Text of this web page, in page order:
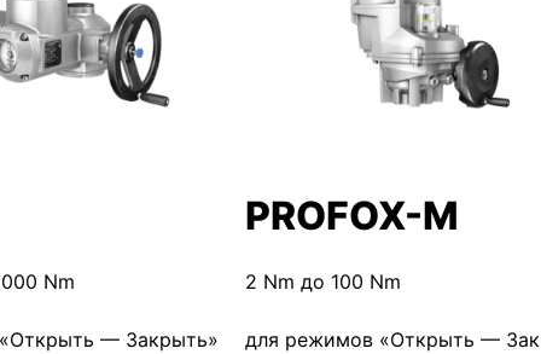
Nm
— Закрыть»
PROFOX-M
2 Nm до 100 Nm
для режимов «Открыть —